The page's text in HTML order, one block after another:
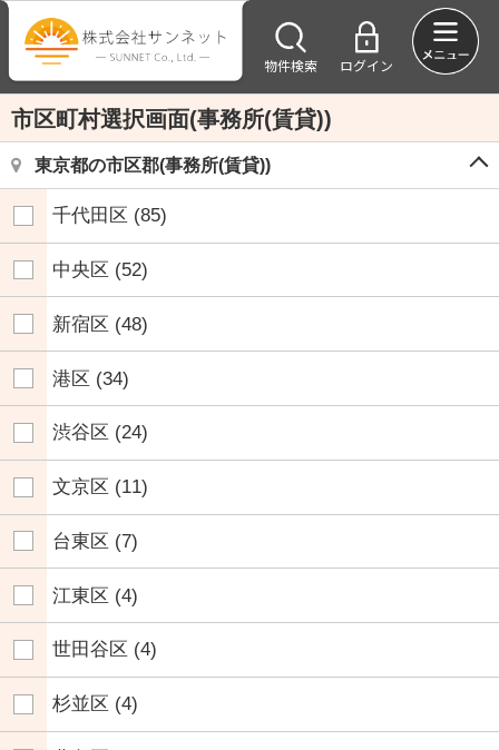
物件検索 ログイン
市区町村選択画面(事務所(賃貸))
東京都の市区郡(事務所(賃貸))
千代田区 (85)
中央区 (52)
新宿区 (48)
港区 (34)
渋谷区 (24)
文京区 (11)
台東区 (7)
江東区 (4)
世田谷区 (4)
杉並区 (4)